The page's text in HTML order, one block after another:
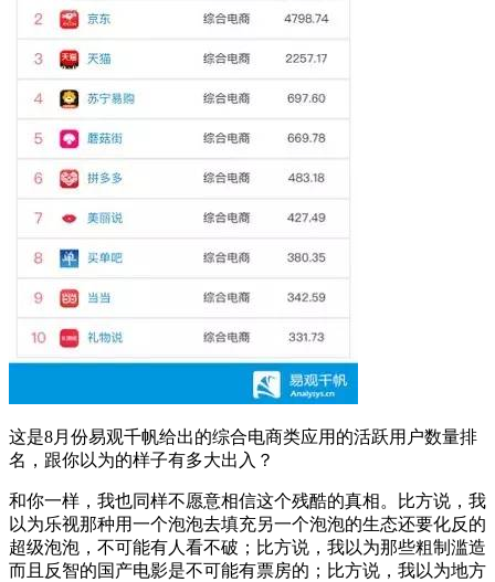
这是8月份易观千帆给出的综合电商类应用的活跃用户数量排
名，跟你以为的样子有多大出入？
和你一样，我也同样不愿意相信这个残酷的真相。比方说，我
以为乐视那种用一个泡泡去填充另一个泡泡的生态还要化反的
超级泡泡，不可能有人看不破；比方说，我以为那些粗制滥造
而且反智的国产电影是不可能有票房的；比方说，我以为地方